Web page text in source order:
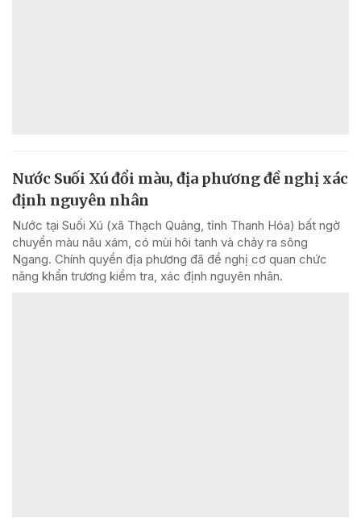
Nước Suối Xú đổi màu, địa phương đề nghị xác
định nguyên nhân
Nước tại Suối Xú (xã Thạch Quảng, tỉnh Thanh Hóa) bất ngờ
chuyển màu nâu xám, có mùi hôi tanh và chảy ra sông
Ngang. Chính quyền địa phương đã đề nghị cơ quan chức
năng khẩn trương kiểm tra, xác định nguyên nhân.